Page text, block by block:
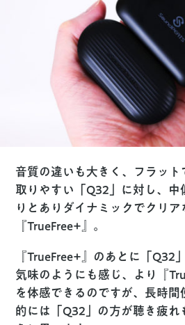
音質の違いも大きく、フラット
取りやすい「Q32」に対し、中
りとありダイナミックでクリア
『TrueFree+』。
『TrueFree+』のあとに「Q32
気味のようにも感じ、より『
を体感できるのですが、長時間
的には「Q32」の方が聴き疲れ